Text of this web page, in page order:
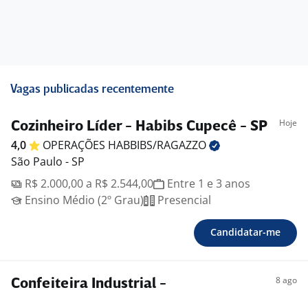
Vagas publicadas recentemente
Cozinheiro Líder - Habibs Cupecê - SP Hoje
4,0 OPERAÇÕES HABBIBS/RAGAZZO
São Paulo - SP
R$ 2.000,00 a R$ 2.544,00
Entre 1 e 3 anos
Ensino Médio (2º Grau)
Presencial
Candidatar-me
Confeiteira Industrial -
8 ago